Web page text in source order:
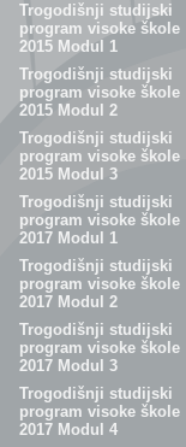
Trogodišnji studijski
program visoke škole
2015 Modul 1
Trogodišnji studijski
program visoke škole
2015 Modul 2
Trogodišnji studijski
program visoke škole
2015 Modul 3
Trogodišnji studijski
program visoke škole
2017 Modul 1
Trogodišnji studijski
program visoke škole
2017 Modul 2
Trogodišnji studijski
program visoke škole
2017 Modul 3
Trogodišnji studijski
program visoke škole
2017 Modul 4